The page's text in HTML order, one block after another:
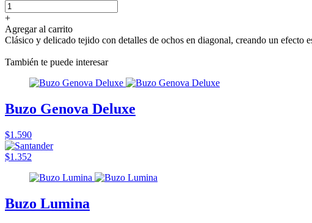
+
Agregar al carrito
Clásico y delicado tejido con detalles de ochos en diagonal, creando un
También te puede interesar
Buzo Genova Deluxe
$1.590
$1.352
Buzo Lumina